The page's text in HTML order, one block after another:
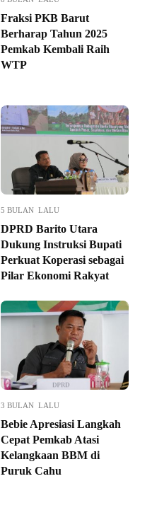
Fraksi PKB Barut
Berharap Tahun 2025
Pemkab Kembali Raih
WTP
5 BULAN LALU
DPRD Barito Utara
Dukung Instruksi Bupati
Perkuat Koperasi sebagai
Pilar Ekonomi Rakyat
3 BULAN LALU
Bebie Apresiasi Langkah
Cepat Pemkab Atasi
Kelangkaan BBM di
Puruk Cahu